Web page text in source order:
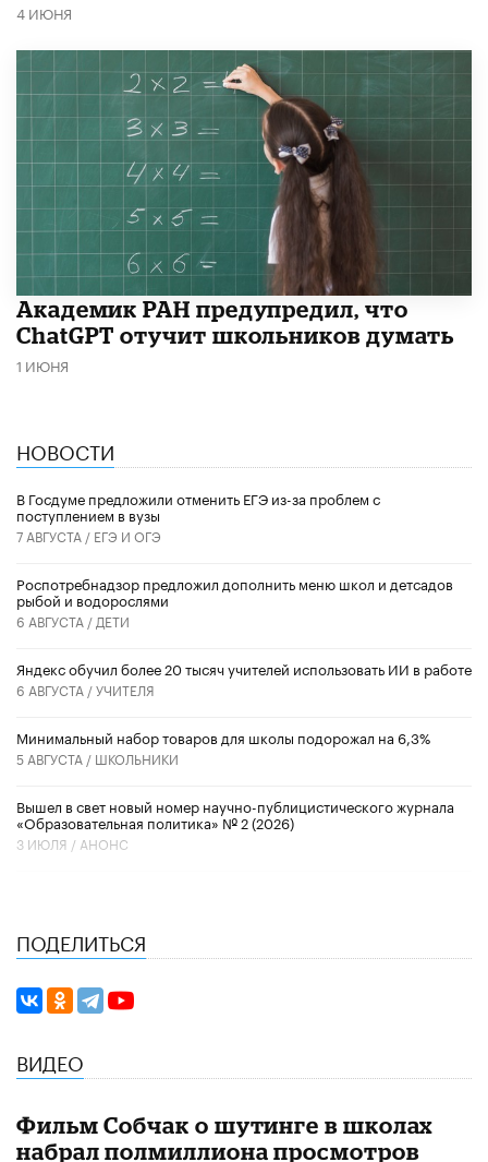
4 ИЮНЯ
Академик РАН предупредил, что
ChatGPT отучит школьников думать
1 ИЮНЯ
НОВОСТИ
В Госдуме предложили отменить ЕГЭ из-за проблем с
поступлением в вузы
7 АВГУСТА / ЕГЭ И ОГЭ
Роспотребнадзор предложил дополнить меню школ и детсадов
рыбой и водорослями
6 АВГУСТА / ДЕТИ
​Яндекс обучил более 20 тысяч учителей использовать ИИ в работе
6 АВГУСТА /УЧИТЕЛЯ
Минимальный набор товаров для школы подорожал на 6,3%
5 АВГУСТА / ШКОЛЬНИКИ
Вышел в свет новый номер научно-публицистического журнала
«Образовательная политика» № 2 (2026)
3 ИЮЛЯ / АНОНС
ПОДЕЛИТЬСЯ
ВИДЕО
Фильм Собчак о шутинге в школах
набрал полмиллиона просмотров